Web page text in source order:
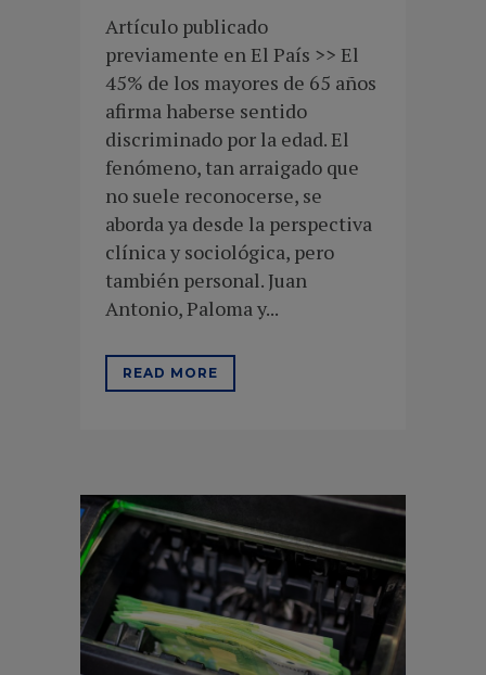
Artículo publicado
previamente en El País >> El
45% de los mayores de 65 años
afirma haberse sentido
discriminado por la edad. El
fenómeno, tan arraigado que
no suele reconocerse, se
aborda ya desde la perspectiva
clínica y sociológica, pero
también personal. Juan
Antonio, Paloma y...
READ MORE